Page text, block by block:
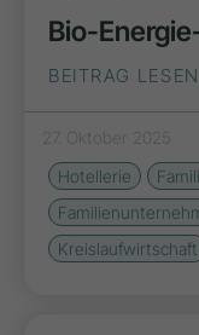
Bio-
BEITRAG LESEN
27. Oktober 2025
Hotellerie
Kreislaufwirtschaft